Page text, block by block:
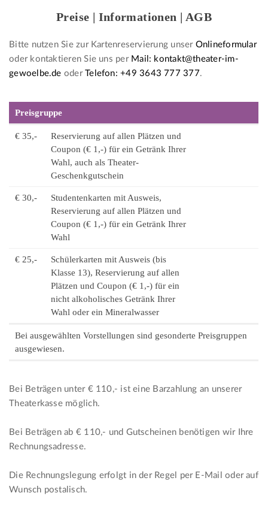
Preise | Informationen | AGB
Bitte nutzen Sie zur Kartenreservierung unser Onlineformular
oder kontaktieren Sie uns per Mail: kontakt@theater-im-
gewoelbe.de oderTelefon: +49 3643 777 377.
Preisgruppe
€ 35,-
Reservierung auf allen Plätzen und
Coupon (€ 1,-) für ein Getränk Ihrer
Wahl, auch als Theater-
Geschenkgutschein
€ 30,-
Studentenkarten mit Ausweis,
Reservierung auf allen Plätzen und
Coupon (€ 1,-) für ein Getränk Ihrer
Wahl
€ 25,-
Schülerkarten mit Ausweis (bis
Klasse 13), Reservierung auf allen
Plätzen und Coupon (€ 1,-) für ein
nicht alkoholisches Getränk Ihrer
Wahl oder ein Mineralwasser
Bei ausgewählten Vorstellungen sind gesonderte Preisgruppen
ausgewiesen.
Bei Beträgen unter € 110,- ist eine Barzahlung an unserer
Theaterkasse möglich.
Bei Beträgen ab € 110,- und Gutscheinen benötigen wir Ihre
Rechnungsadresse.
Die Rechnungslegung erfolgt in der Regel per E-Mail oder auf
Wunsch postalisch.